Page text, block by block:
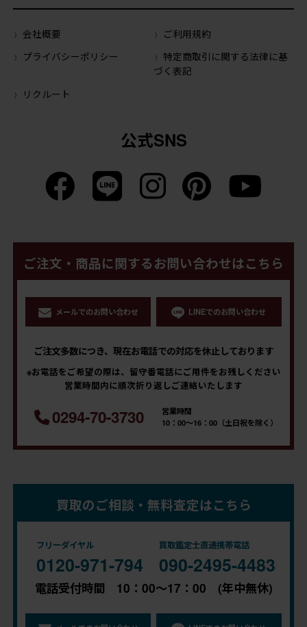
会社概要
ご利用規約
プライバシーポリシー
特定商取引に関する法律に基
づく表記
リクルート
公式SNS
ご注文・商品に関するお問い合わせはこちら
メールでのお問い合わせ LINEでのお問い合わせ
ご注文多数につき、現在お電話での対応を休止しております
※お電話をご希望の際は、留守番電話にご用件をお残しください
営業時間内に順次折り返しご連絡いたします
0294-70-3730
営業時間
10：00～16：00（土日祝を除く）
買取のご相談・無料査定はこちら
フリーダイヤル
0120-971-794
買取鑑定士直通携帯電話
090-2495-4483
電話受付時間 10：00～17：00 (年中無休)